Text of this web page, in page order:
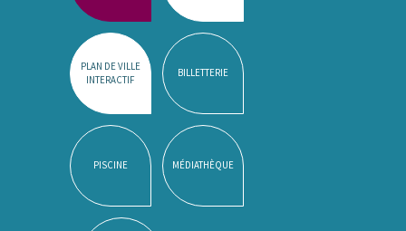
PLAN DE VILLE
INTERACTIF
BILLETTERIE
PISCINE MÉDIATHÈQUE